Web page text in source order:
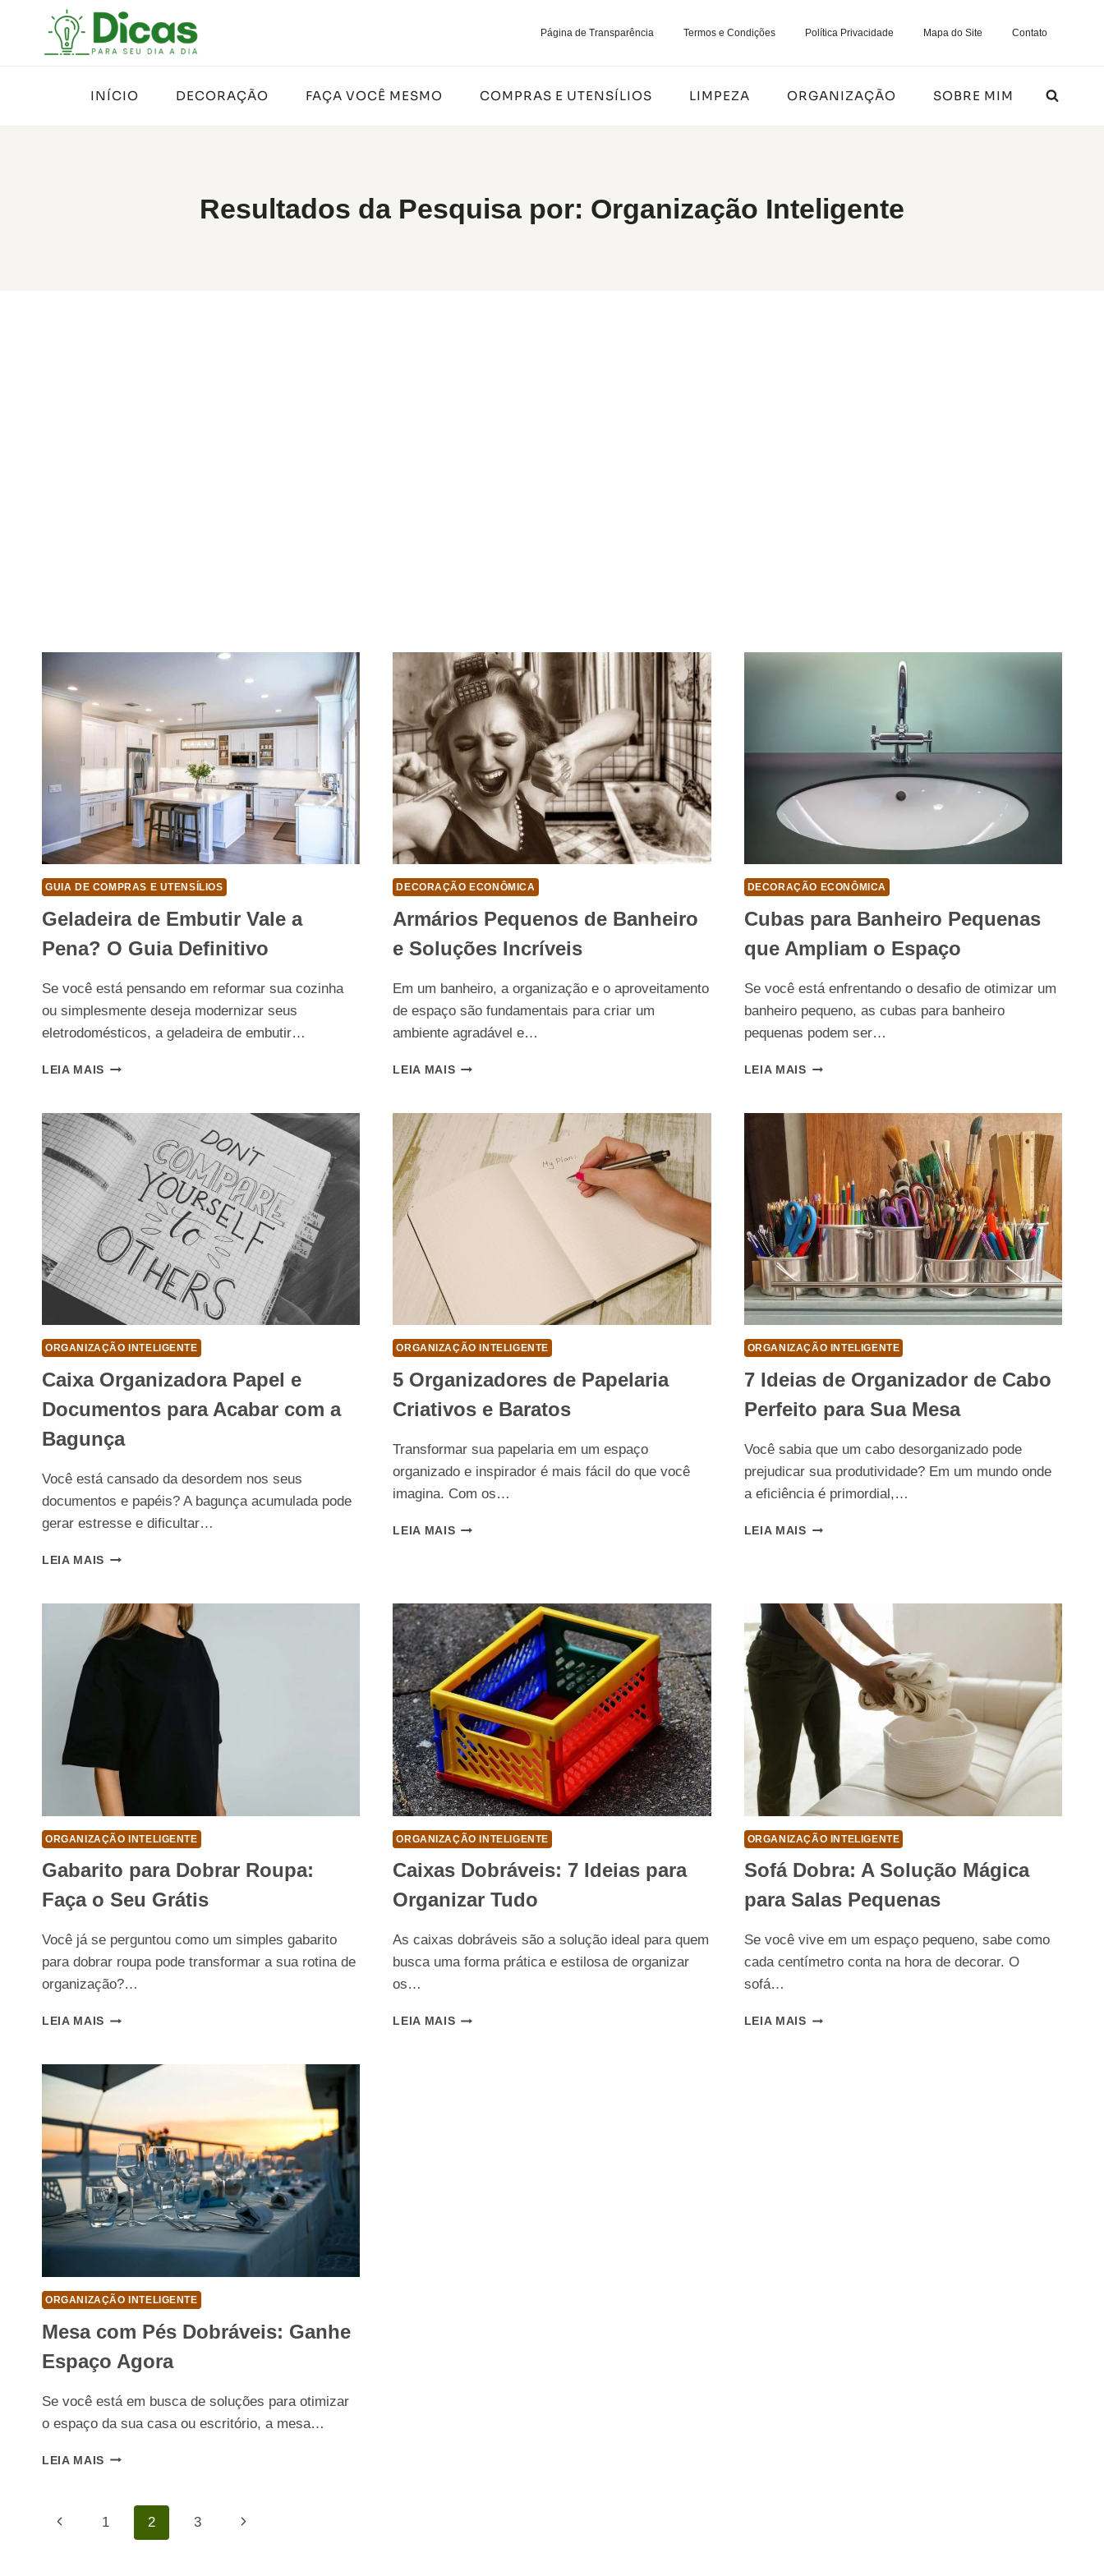
Página de Transparência Termos e Condições Política Privacidade Mapa do Site Contato
INÍCIO DECORAÇÃO FAÇA VOCÊ MESMO COMPRAS E UTENSÍLIOS LIMPEZA ORGANIZAÇÃO SOBRE MIM
Resultados da Pesquisa por: Organização Inteligente
GUIA DE COMPRAS E UTENSÍLIOS
Geladeira de Embutir Vale a
Pena? O Guia Definitivo
Se você está pensando em reformar sua cozinha
ou simplesmente deseja modernizar seus
eletrodomésticos, a geladeira de embutir…
LEIA MAIS GELADEIRA
VALE
A
PENA?
O
GUIA
DEFINITIVO
DECORAÇÃO ECONÔMICA
Armários Pequenos de Banheiro
e Soluções Incríveis
Em um banheiro, a organização e o aproveitamento
de espaço são fundamentais para criar um
ambiente agradável e…
LEIA MAIS ARMÁRIOS
BANHEIRO
SOLUÇÕES
INCRÍVEIS
DECORAÇÃO ECONÔMICA
Cubas para Banheiro Pequenas
que Ampliam o Espaço
Se você está enfrentando o desafio de otimizar um
banheiro pequeno, as cubas para banheiro
pequenas podem ser…
LEIA MAIS CUBAS
PEQUENAS
AMPLIAM
O
ESPAÇO
ORGANIZAÇÃO INTELIGENTE
Caixa Organizadora Papel e
Documentos para Acabar com a
Bagunça
Você está cansado da desordem nos seus
documentos e papéis? A bagunça acumulada pode
gerar estresse e dificultar…
LEIA MAIS CAIXA
E
DOCUMENTOS
PARA
ORGANIZAÇÃO INTELIGENTE
5 Organizadores de Papelaria
Criativos e Baratos
Transformar sua papelaria em um espaço
organizado e inspirador é mais fácil do que você
imagina. Com os…
LEIA MAIS 5
E
BARATOS
ORGANIZAÇÃO INTELIGENTE
7 Ideias de Organizador de Cabo
Perfeito para Sua Mesa
Você sabia que um cabo desorganizado pode
prejudicar sua produtividade? Em um mundo onde
a eficiência é primordial,…
LEIA MAIS 7
CABO
PERFEITO
PARA
SUA
MESA
ORGANIZAÇÃO INTELIGENTE
Gabarito para Dobrar Roupa:
Faça o Seu Grátis
Você já se perguntou como um simples gabarito
para dobrar roupa pode transformar a sua rotina de
organização?…
LEIA MAIS GABARITO
ROUPA:
FAÇA
GRÁTIS
ORGANIZAÇÃO INTELIGENTE
Caixas Dobráveis: 7 Ideias para
Organizar Tudo
As caixas dobráveis são a solução ideal para quem
busca uma forma prática e estilosa de organizar
os…
LEIA MAIS CAIXAS
ORGANIZAÇÃO INTELIGENTE
Sofá Dobra: A Solução Mágica
para Salas Pequenas
Se você vive em um espaço pequeno, sabe como
cada centímetro conta na hora de decorar. O
sofá…
LEIA MAIS SOFÁ
ORGANIZAÇÃO INTELIGENTE
Mesa com Pés Dobráveis: Ganhe
Espaço Agora
Se você está em busca de soluções para otimizar
o espaço da sua casa ou escritório, a mesa…
LEIA MAIS MESA
DOBRÁVEIS:
GANHE
ESPAÇO
Navegação
Página
1 2 3
Página